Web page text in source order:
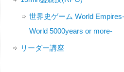
世界史ゲーム World
World 5000years or more-
リーダー講座